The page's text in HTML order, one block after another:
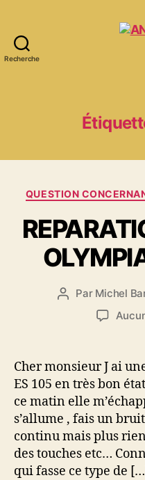
Recherche
QUESTION
Auteur
Par Michel
Cher monsieur J ai
ES 105 en très bon
ce matin elle
s’allume , fais un
continu mais plus
des touches etc…
qui fasse ce type de